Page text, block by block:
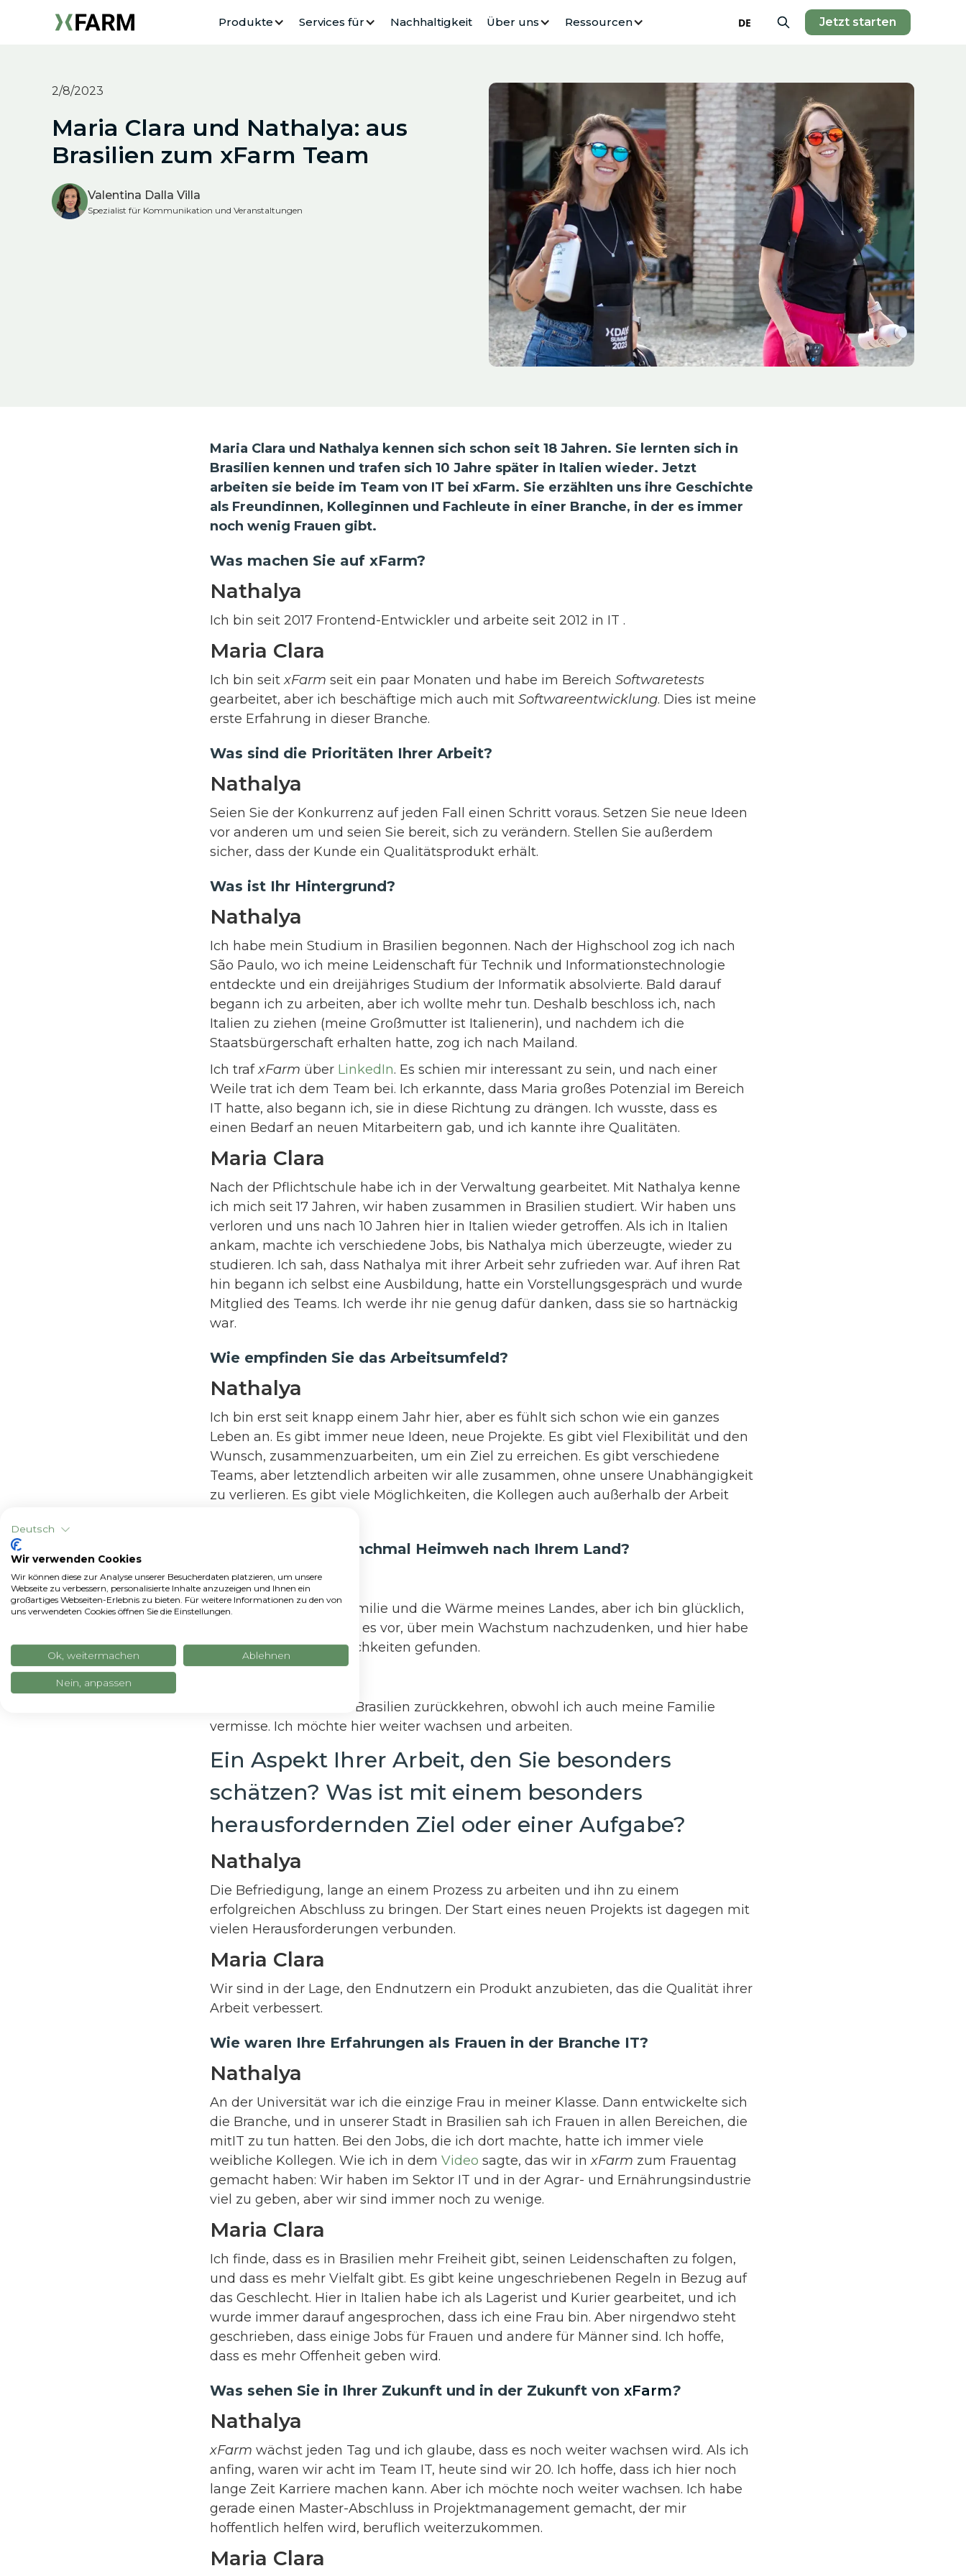
Produkte Services für Nachhaltigkeit Über uns Ressourcen DE Jetzt starten
2/8/2023
Maria Clara und Nathalya: aus
Brasilien zum xFarm Team
Valentina Dalla Villa
Spezialist für Kommunikation und Veranstaltungen
Maria Clara und Nathalya kennen sich schon seit 18 Jahren. Sie lernten sich in
Brasilien kennen und trafen sich 10 Jahre später in Italien wieder. Jetzt
arbeiten sie beide im Team von IT bei xFarm. Sie erzählten uns ihre Geschichte
als Freundinnen, Kolleginnen und Fachleute in einer Branche, in der es immer
noch wenig Frauen gibt.
Was machen Sie auf xFarm?
Nathalya
Ich bin seit 2017 Frontend-Entwickler und arbeite seit 2012 in IT .
Maria Clara
Ich bin seitxFarm seit ein paar Monaten und habe im Bereich Softwaretests
gearbeitet, aber ich beschäftige mich auch mit Softwareentwicklung. Dies ist meine
erste Erfahrung in dieser Branche.
Was sind die Prioritäten Ihrer Arbeit?
Nathalya
Seien Sie der Konkurrenz auf jeden Fall einen Schritt voraus. Setzen Sie neue Ideen
vor anderen um und seien Sie bereit, sich zu verändern. Stellen Sie außerdem
sicher, dass der Kunde ein Qualitätsprodukt erhält.
Was ist Ihr Hintergrund?
Nathalya
Ich habe mein Studium in Brasilien begonnen. Nach der Highschool zog ich nach
São Paulo, wo ich meine Leidenschaft für Technik und Informationstechnologie
entdeckte und ein dreijähriges Studium der Informatik absolvierte. Bald darauf
begann ich zu arbeiten, aber ich wollte mehr tun. Deshalb beschloss ich, nach
Italien zu ziehen (meine Großmutter ist Italienerin), und nachdem ich die
Staatsbürgerschaft erhalten hatte, zog ich nach Mailand.
Ich trafxFarm über LinkedIn. Es schien mir interessant zu sein, und nach einer
Weile trat ich dem Team bei. Ich erkannte, dass Maria großes Potenzial im Bereich
IT hatte, also begann ich, sie in diese Richtung zu drängen. Ich wusste, dass es
einen Bedarf an neuen Mitarbeitern gab, und ich kannte ihre Qualitäten.
Maria Clara
Nach der Pflichtschule habe ich in der Verwaltung gearbeitet. Mit Nathalya kenne
ich mich seit 17 Jahren, wir haben zusammen in Brasilien studiert. Wir haben uns
verloren und uns nach 10 Jahren hier in Italien wieder getroffen. Als ich in Italien
ankam, machte ich verschiedene Jobs, bis Nathalya mich überzeugte, wieder zu
studieren. Ich sah, dass Nathalya mit ihrer Arbeit sehr zufrieden war. Auf ihren Rat
hin begann ich selbst eine Ausbildung, hatte ein Vorstellungsgespräch und wurde
Mitglied des Teams. Ich werde ihr nie genug dafür danken, dass sie so hartnäckig
war.
Wie empfinden Sie das Arbeitsumfeld?
Nathalya
Ich bin erst seit knapp einem Jahr hier, aber es fühlt sich schon wie ein ganzes
Leben an. Es gibt immer neue Ideen, neue Projekte. Es gibt viel Flexibilität und den
Wunsch, zusammenzuarbeiten, um ein Ziel zu erreichen. Es gibt verschiedene
Teams, aber letztendlich arbeiten wir alle zusammen, ohne unsere Unabhängigkeit
zu verlieren. Es gibt viele Möglichkeiten, die Kollegen auch außerhalb der Arbeit
Bekommen Sie manchmal Heimweh nach Ihrem Land?
Nathalya
Ich vermisse meine Familie und die Wärme meines Landes, aber ich bin glücklich,
hier zu leben. Ich ziehe es vor, über mein Wachstum nachzudenken, und hier habe
ich die richtigen Möglichkeiten gefunden.
Ich könnte nicht nach Brasilien zurückkehren, obwohl ich auch meine Familie
vermisse. Ich möchte hier weiter wachsen und arbeiten.
Ein Aspekt Ihrer Arbeit, den Sie besonders
schätzen? Was ist mit einem besonders
herausfordernden Ziel oder einer Aufgabe?
Nathalya
Die Befriedigung, lange an einem Prozess zu arbeiten und ihn zu einem
erfolgreichen Abschluss zu bringen. Der Start eines neuen Projekts ist dagegen mit
vielen Herausforderungen verbunden.
Maria Clara
Wir sind in der Lage, den Endnutzern ein Produkt anzubieten, das die Qualität ihrer
Arbeit verbessert.
Wie waren Ihre Erfahrungen als Frauen in der Branche IT?
Nathalya
An der Universität war ich die einzige Frau in meiner Klasse. Dann entwickelte sich
die Branche, und in unserer Stadt in Brasilien sah ich Frauen in allen Bereichen, die
mitIT zu tun hatten. Bei den Jobs, die ich dort machte, hatte ich immer viele
weibliche Kollegen. Wie ich in dem Video sagte, das wir inxFarm zum Frauentag
gemacht haben: Wir haben im Sektor IT und in der Agrar- und Ernährungsindustrie
viel zu geben, aber wir sind immer noch zu wenige.
Maria Clara
Ich finde, dass es in Brasilien mehr Freiheit gibt, seinen Leidenschaften zu folgen,
und dass es mehr Vielfalt gibt. Es gibt keine ungeschriebenen Regeln in Bezug auf
das Geschlecht. Hier in Italien habe ich als Lagerist und Kurier gearbeitet, und ich
wurde immer darauf angesprochen, dass ich eine Frau bin. Aber nirgendwo steht
geschrieben, dass einige Jobs für Frauen und andere für Männer sind. Ich hoffe,
dass es mehr Offenheit geben wird.
Was sehen Sie in Ihrer Zukunft und in der Zukunft von xFarm?
Nathalya
xFarm wächst jeden Tag und ich glaube, dass es noch weiter wachsen wird. Als ich
anfing, waren wir acht im Team IT, heute sind wir 20. Ich hoffe, dass ich hier noch
lange Zeit Karriere machen kann. Aber ich möchte noch weiter wachsen. Ich habe
gerade einen Master-Abschluss in Projektmanagement gemacht, der mir
hoffentlich helfen wird, beruflich weiterzukommen.
Maria Clara
Deutsch
Wir verwenden Cookies
Wir können diese zur Analyse unserer Besucherdaten platzieren, um unsere
Webseite zu verbessern, personalisierte Inhalte anzuzeigen und Ihnen ein
großartiges Webseiten-Erlebnis zu bieten. Für weitere Informationen zu den von
uns verwendeten Cookies öffnen Sie die Einstellungen.
Ok, weitermachen Ablehnen
Nein, anpassen